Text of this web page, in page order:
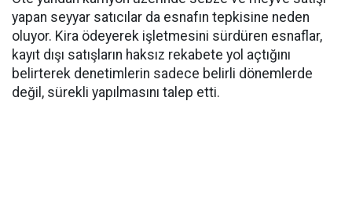
yapan seyyar satıcılar da esnafın tepkisine neden
oluyor. Kira ödeyerek işletmesini sürdüren esnaflar,
kayıt dışı satışların haksız rekabete yol açtığını
belirterek denetimlerin sadece belirli dönemlerde
değil, sürekli yapılmasını talep etti.